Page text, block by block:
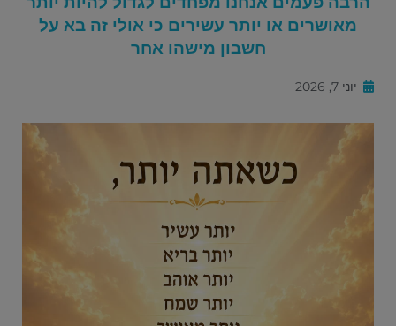
מאושרים או יותר עשירים כי אולי זה בא על
חשבון מישהו אחר
יוני 7, 2026